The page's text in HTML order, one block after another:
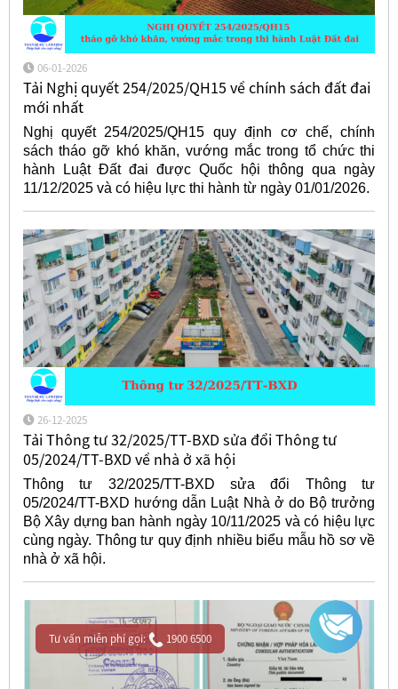
06-01-2026
Tải Nghị quyết 254/2025/QH15 về chính sách đất đai
mới nhất
Nghị quyết 254/2025/QH15 quy định cơ chế, chính
sách tháo gỡ khó khăn, vướng mắc trong tổ chức thi
hành Luật Đất đai được Quốc hội thông qua ngày
11/12/2025 và có hiệu lực thi hành từ ngày 01/01/2026.
26-12-2025
Tải Thông tư 32/2025/TT-BXD sửa đổi Thông tư
05/2024/TT-BXD về nhà ở xã hội
Thông tư 32/2025/TT-BXD sửa đổi Thông tư
05/2024/TT-BXD hướng dẫn Luật Nhà ở do Bộ trưởng
Bộ Xây dựng ban hành ngày 10/11/2025 và có hiệu lực
cùng ngày. Thông tư quy định nhiều biểu mẫu hồ sơ về
nhà ở xã hội.
Tư vấn miễn phí gọi: 1900 6500